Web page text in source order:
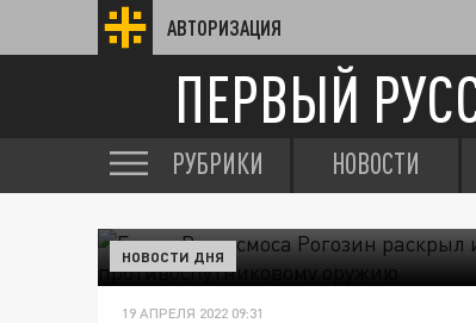
АВТОРИЗАЦИЯ
ПЕРВЫЙ
РУБРИКИ НОВОСТИ
НОВОСТИ ДНЯ
19 АПРЕЛЯ 2022 09:31